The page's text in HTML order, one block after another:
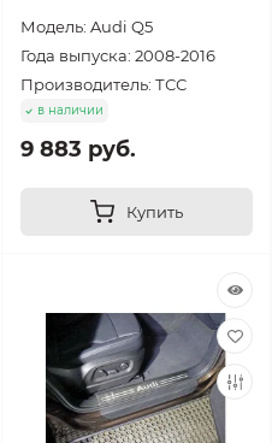
Модель: Audi Q5
Года выпуска: 2008-2016
Производитель: ТСС
в наличии
9 883 руб.
Купить